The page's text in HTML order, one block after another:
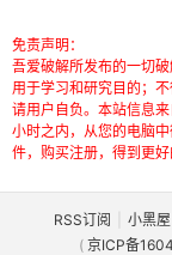
免责声明：
吾爱破解所发布的一切
用于学习和研究目的；
请用户自负。本站信息
小时之内，从您的电脑
件，购买注册，得到更
RSS订阅 小黑屋
( 京ICP备